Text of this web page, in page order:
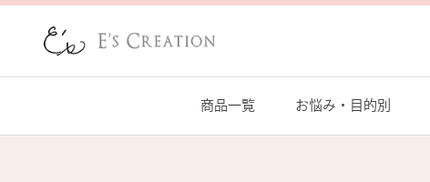
商品一覧 お悩み・目的別